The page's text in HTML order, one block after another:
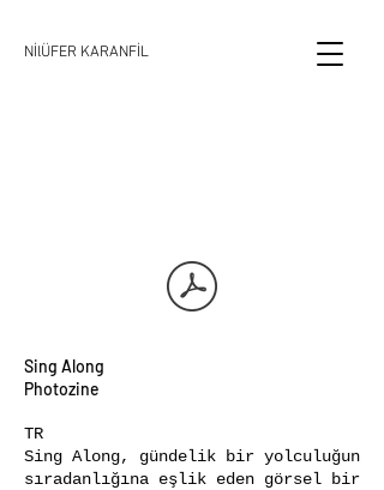
NİlÜFER KARANFİL
Sing Along
Photozine
TR
Sing Along, gündelik bir yolculuğun
sıradanlığına eşlik eden görsel bir